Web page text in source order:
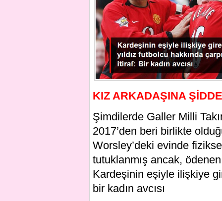
KIZ ARKADAŞINA
Şimdilerde Galler Milli
2017’den beri birlikte
Worsley’deki evinde
tutuklanmış ancak,
Kardeşinin eşiyle ilişkiye
bir kadın avcısı